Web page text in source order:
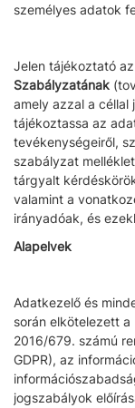
személyes adatok
Jelen tájékoztató
Szabályzatának
amely azzal a
tájékoztassa az
tevékenységeiről,
szabályzat
tárgyalt
valamint a
irányadóak, és
Alapelvek
Adatkezelő és
során elkötelezett a
2016/679. számú
GDPR), az
jogszabályok